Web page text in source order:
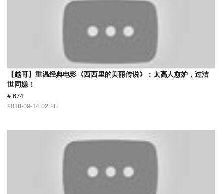
【越哥】重温经典电影《西西里的美丽传说》：太高人愈妒，过洁
世同嫌！
# 674
2018-09-14 02:28